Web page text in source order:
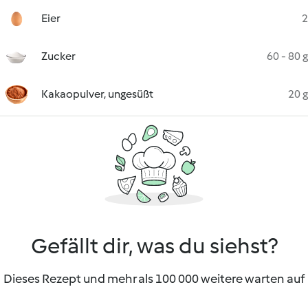
Eier 2
Zucker 60 - 80 g
Kakaopulver, ungesüßt 20 g
Gefällt dir, was du siehst?
Dieses Rezept und mehr als 100 000 weitere warten auf